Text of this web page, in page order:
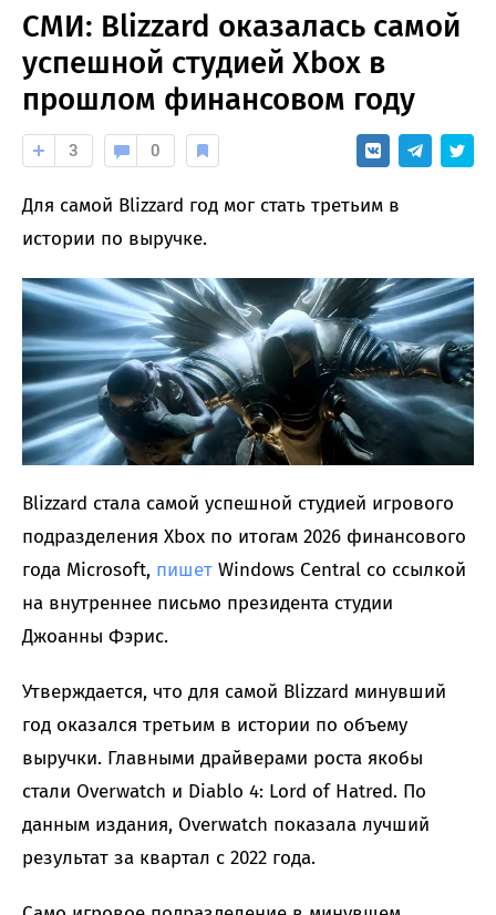
СМИ: Blizzard оказалась самой
успешной студией Xbox в
прошлом финансовом году
3 0
Для самой Blizzard год мог стать третьим в
истории по выручке.
Blizzard стала самой успешной студией игрового
подразделения Xbox по итогам 2026 финансового
года Microsoft, пишет Windows Central со ссылкой
на внутреннее письмо президента студии
Джоанны Фэрис.
Утверждается, что для самой Blizzard минувший
год оказался третьим в истории по объему
выручки. Главными драйверами роста якобы
стали Overwatch и Diablo 4: Lord of Hatred. По
данным издания, Overwatch показала лучший
результат за квартал с 2022 года.